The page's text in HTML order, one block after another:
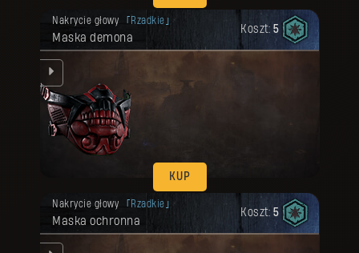
Nakrycie głowy Rzadkie
Maska demona
Koszt: 5
KUP
Twoja nagroda została odblokowana.
Nakrycie głowy Rzadkie
Maska ochronna
Koszt: 5
Twoja nagroda została odblokowana.